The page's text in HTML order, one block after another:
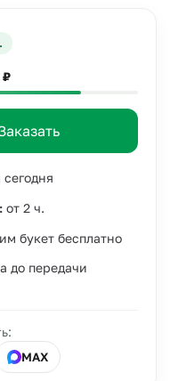
₽
от 2 ч.
букет бесплатно
до передачи
MAX